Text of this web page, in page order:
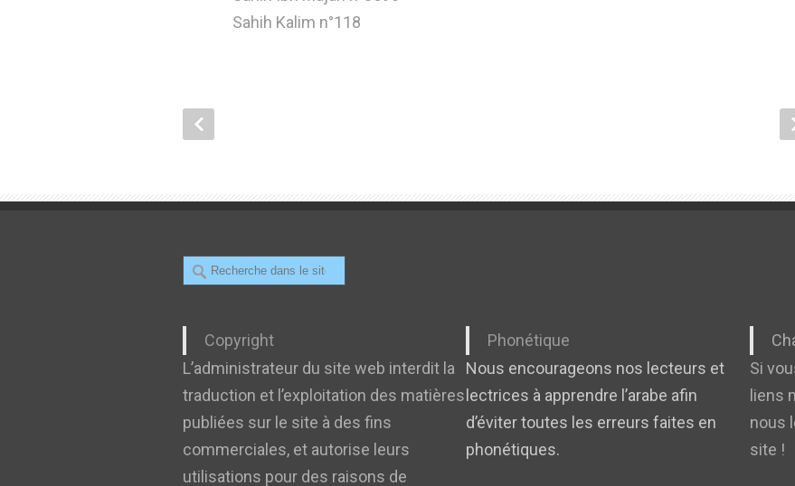
Sahih Kalim n°118
Recherche
Copyright
L’administrateur du site web interdit la
traduction et l’exploitation des matières
publiées sur le site à des fins
commerciales, et autorise leurs
utilisations pour des raisons de
Phonétique
Nous encourageons nos lecteurs et
lectrices à apprendre l’arabe afin
d’éviter toutes les erreurs faites en
phonétiques.
Si
liens
nous
site !